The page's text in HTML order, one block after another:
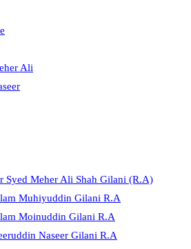
Ali
Syed Meher Ali Shah Gilani (R.A)
Muhiyuddin Gilani R.A
Moinuddin Gilani R.A
Naseer Gilani R.A